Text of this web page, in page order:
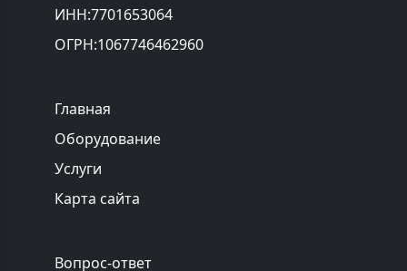
ИНН:7701653064
ОГРН:1067746462960
Главная
Оборудование
Услуги
Карта сайта
Вопрос-ответ